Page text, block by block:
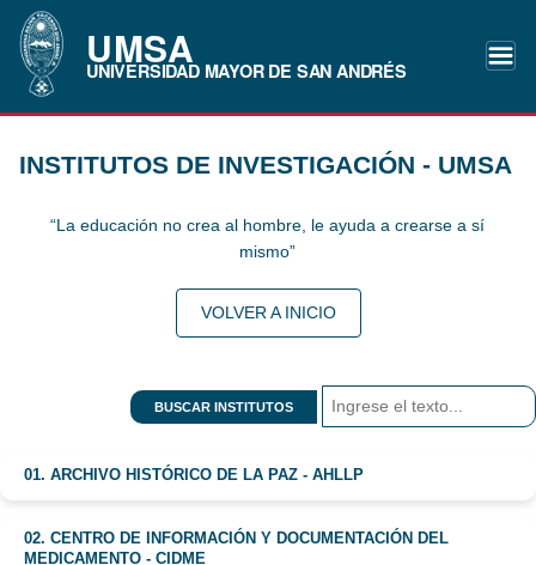
UMSA
UNIVERSIDAD MAYOR DE SAN ANDRÉS
INSTITUTOS DE INVESTIGACIÓN - UMSA
“La educación no crea al hombre, le ayuda a crearse a sí
mismo”
VOLVER A INICIO
BUSCAR INSTITUTOS
01. ARCHIVO HISTÓRICO DE LA PAZ - AHLLP
02. CENTRO DE INFORMACIÓN Y DOCUMENTACIÓN DEL
MEDICAMENTO - CIDME